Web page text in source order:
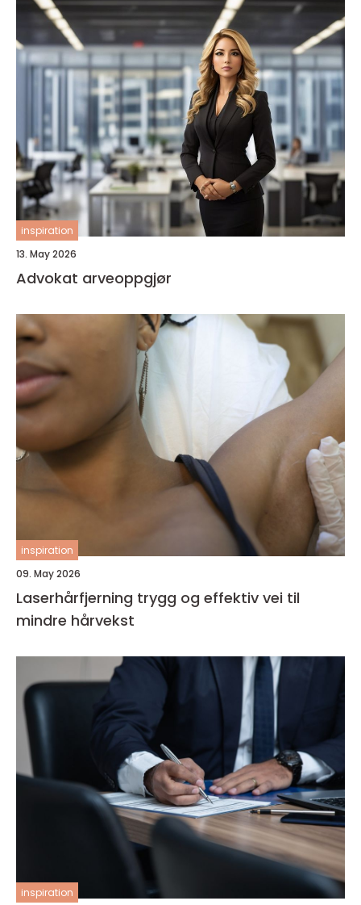
inspiration
13. May 2026
Advokat arveoppgjør
inspiration
09. May 2026
Laserhårfjerning trygg og effektiv vei til
mindre hårvekst
inspiration